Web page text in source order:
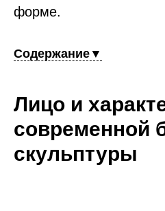
форме.
Содержание▼
Лицо и
современной
скульптуры